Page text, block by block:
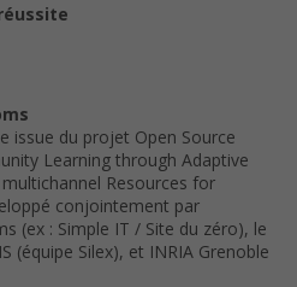
issue du projet Open Source
Learning through Adaptive
Resources for
conjointement par
(ex : Simple IT / Site du zéro), le
(équipe Silex), et INRIA Grenoble